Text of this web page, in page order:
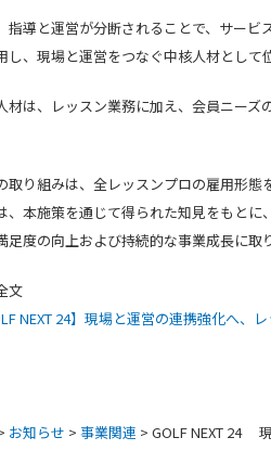
指導と運営が分断されることで、サー
し、現場と運営をつなぐ中核人材として
材は、レッスン業務に加え、会員ニー
取り組みは、全レッスンプロの雇用形態
、本施策を通じて得られた知見をもとに
足度の向上および持続的な事業成長に取
文
NEXT 24】現場と運営の連携強化へ、
お知らせ > 事業関連 > GOLF NEXT 24